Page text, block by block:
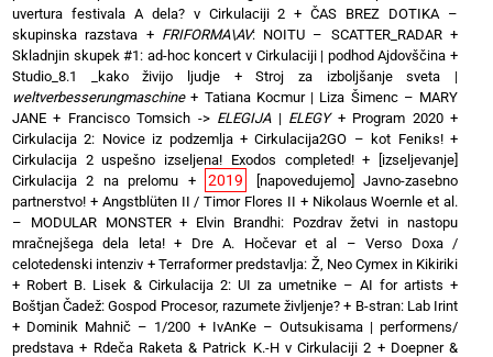
uvertura festivala A dela? v Cirkulaciji 2 +ČAS BREZ DOTIKA –
skupinska razstava + FRIFORMA\AV: NOITU – SCATTER_RADAR+
Skladnjin skupek #1: ad-hoc koncert v Cirkulaciji | podhod Ajdovščina +
Studio_8.1 _kako živijo ljudje +Stroj za izboljšanje sveta |
weltverbesserungmaschine+ Tatiana Kocmur | Liza Šimenc – MARY
JANE + Francisco Tomsich -> ELEGIJA| ELEGY+ Program 2020+
Cirkulacija 2: Novice iz podzemlja+Cirkulacija2GO – kot Feniks!+
Cirkulacija 2 uspešno izseljena! Exodos completed!+
[izseljevanje]
Cirkulacija 2 na prelomu + 2019
[napovedujemo] Javno-zasebno
partnerstvo! + Angstblüten II / Timor Flores II + Nikolaus Woernle et al.
– MODULAR MONSTER+ Elvin Brandhi: Pozdrav žetvi in nastopu
mračnejšega dela leta!+ Dre A. Hočevar et al – Verso Doxa /
celotedenski intenziv +Terraformer predstavlja: Ž, Neo Cymex in Kikiriki
+ Robert B. Lisek & Cirkulacija 2: UI za umetnike – AI for artists +
Boštjan Čadež: Gospod Procesor, razumete življenje? + B-stran: Lab Irint
+ Dominik Mahnič – 1/200 + IvAnKe – Outsukisama | performens/
predstava + Rdeča Raketa & Patrick K.-H v Cirkulaciji 2 + Doepner &